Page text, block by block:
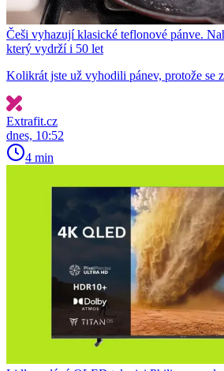
Češi vyhazují klasické teflonové pánve.
který vydrží i 50 let
Kolikrát jste už vyhodili pánev, protože
Extrafit.cz
dnes, 10:52
4 min